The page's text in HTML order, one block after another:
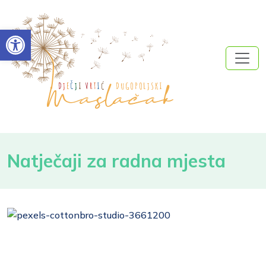
Natječaji za radna mjesta
Open toolbar